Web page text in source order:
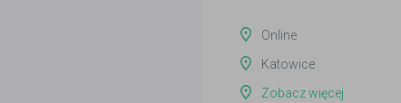
Online
Katowice
Zobacz więcej